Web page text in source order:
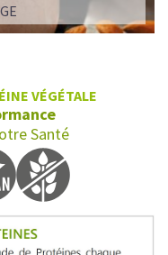
VÉGÉTALE
Santé